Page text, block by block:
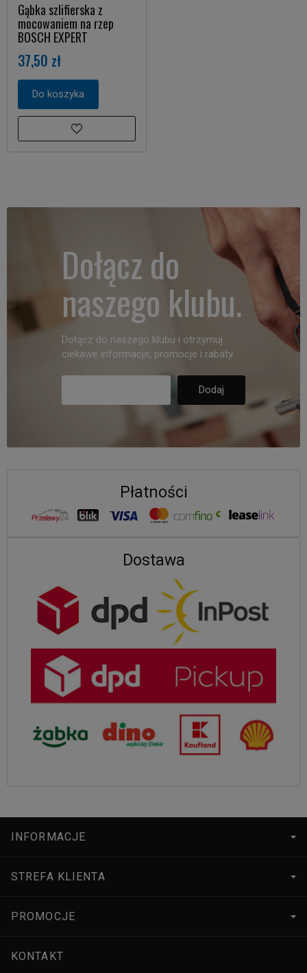
Gąbka szlifierska z
mocowaniem na rzep
BOSCH EXPERT
37,50 zł
Do koszyka
Dołącz do
naszego klubu.
Dołącz do naszego klubu i otrzymuj
ciekawe informacje, promocje i rabaty.
Płatności
Dostawa
INFORMACJE
STREFA KLIENTA
PROMOCJE
KONTAKT